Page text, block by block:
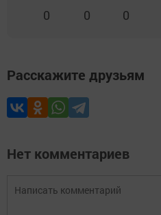
0 0 0
Расскажите друзьям
Нет комментариев